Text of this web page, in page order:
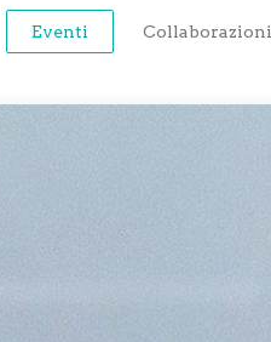
Eventi Collaborazioni